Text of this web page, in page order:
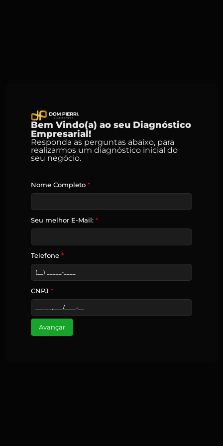
Bem Vindo(a) ao seu Diagnóstico
Empresarial!
Responda as perguntas abaixo, para
realizarmos um diagnóstico inicial do
seu negócio.
Nome Completo *
Seu melhor E-Mail: *
Telefone *
CNPJ *
Avançar